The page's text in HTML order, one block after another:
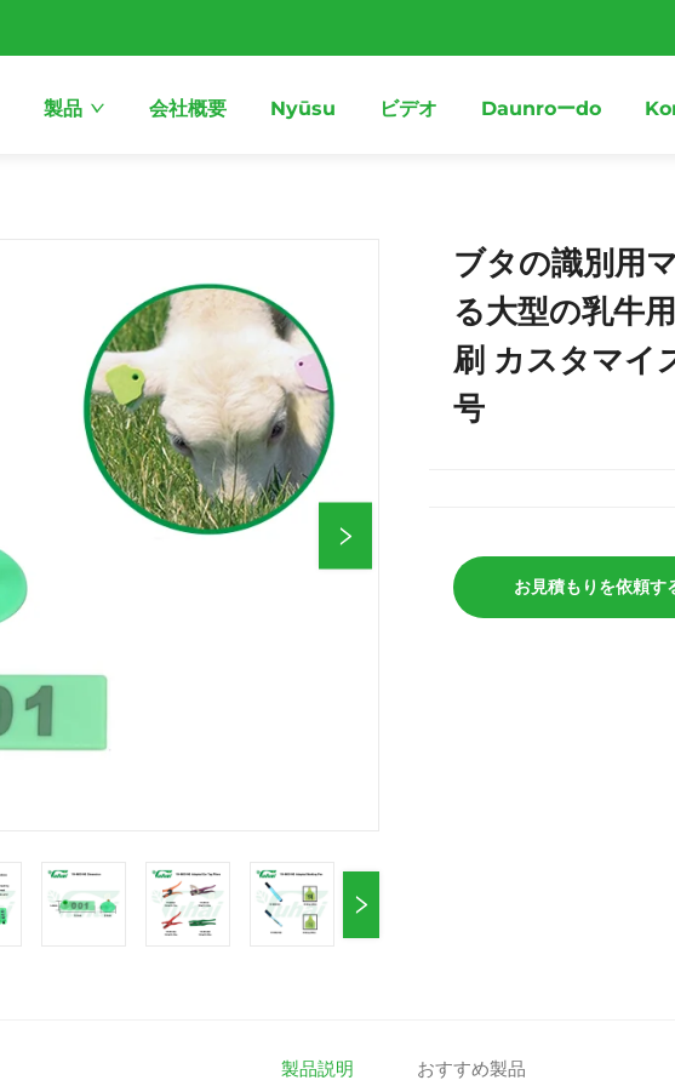
製品 会社概要 Nyūsu ビデオ Daunroーdo
ブタの識別用
る大型の乳牛
刷 カスタマイ
号
お見積もりを依頼す
製品説明 おすすめ製品